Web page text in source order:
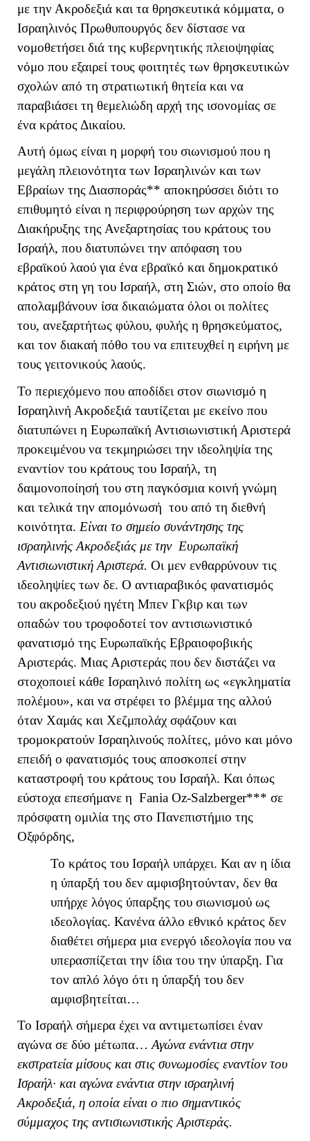
με την Ακροδεξιά και τα θρησκευτικά κόμματα, ο
Ισραηλινός Πρωθυπουργός δεν δίστασε να
νομοθετήσει διά της κυβερνητικής πλειοψηφίας
νόμο που εξαιρεί τους φοιτητές των θρησκευτικών
σχολών από τη στρατιωτική θητεία και να
παραβιάσει τη θεμελιώδη αρχή της ισονομίας σε
ένα κράτος Δικαίου.
Αυτή όμως είναι η μορφή του σιωνισμού που η
μεγάλη πλειονότητα των Ισραηλινών και των
Εβραίων της Διασποράς** αποκηρύσσει διότι το
επιθυμητό είναι η περιφρούρηση των αρχών της
Διακήρυξης της Ανεξαρτησίας του κράτους του
Ισραήλ, που διατυπώνει την απόφαση του
εβραϊκού λαού για ένα εβραϊκό και δημοκρατικό
κράτος στη γη του Ισραήλ, στη Σιών, στο οποίο θα
απολαμβάνουν ίσα δικαιώματα όλοι οι πολίτες
του, ανεξαρτήτως φύλου, φυλής η θρησκεύματος,
και τον διακαή πόθο του να επιτευχθεί η ειρήνη με
τους γειτονικούς λαούς.
Το περιεχόμενο που αποδίδει στον σιωνισμό η
Ισραηλινή Ακροδεξιά ταυτίζεται με εκείνο που
διατυπώνει η Ευρωπαϊκή Αντισιωνιστική Αριστερά
προκειμένου να τεκμηριώσει την ιδεοληψία της
εναντίον του κράτους του Ισραήλ, τη
δαιμονοποίησή του στη παγκόσμια κοινή γνώμη
και τελικά την απομόνωσή του από τη διεθνή
κοινότητα. Είναι το σημείο συνάντησης της
ισραηλινής Ακροδεξιάς με την Ευρωπαϊκή
Αντισιωνιστική Αριστερά. Οι μεν ενθαρρύνουν τις
ιδεοληψίες των δε. Ο αντιαραβικός φανατισμός
του ακροδεξιού ηγέτη Μπεν Γκβιρ και των
οπαδών του τροφοδοτεί τον αντισιωνιστικό
φανατισμό της Ευρωπαϊκής Εβραιοφοβικής
Αριστεράς. Μιας Αριστεράς που δεν διστάζει να
στοχοποιεί κάθε Ισραηλινό πολίτη ως «εγκληματία
πολέμου», και να στρέφει το βλέμμα της αλλού
όταν Χαμάς και Χεζμπολάχ σφάζουν και
τρομοκρατούν Ισραηλινούς πολίτες, μόνο και μόνο
επειδή ο φανατισμός τους αποσκοπεί στην
καταστροφή του κράτους του Ισραήλ. Και όπως
εύστοχα επεσήμανε η Fania Oz-Salzberger*** σε
πρόσφατη ομιλία της στο Πανεπιστήμιο της
Οξφόρδης,
Το κράτος του Ισραήλ υπάρχει. Και αν η ίδια
η ύπαρξή του δεν αμφισβητούνταν, δεν θα
υπήρχε λόγος ύπαρξης του σιωνισμού ως
ιδεολογίας. Κανένα άλλο εθνικό κράτος δεν
διαθέτει σήμερα μια ενεργό ιδεολογία που να
υπερασπίζεται την ίδια του την ύπαρξη. Για
τον απλό λόγο ότι η ύπαρξή του δεν
αμφισβητείται…
Το Ισραήλ σήμερα έχει να αντιμετωπίσει έναν
αγώνα σε δύο μέτωπα…Αγώνα ενάντια στην
εκστρατεία μίσους και στις συνωμοσίες εναντίον του
Ισραήλ· και αγώνα ενάντια στην ισραηλινή
Ακροδεξιά, η οποία είναι ο πιο σημαντικός
σύμμαχος της αντισιωνιστικής Αριστεράς.